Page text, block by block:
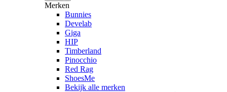
Merken
Bunnies
Develab
Giga
HIP
Timberland
Pinocchio
Red Rag
ShoesMe
Bekijk alle merken